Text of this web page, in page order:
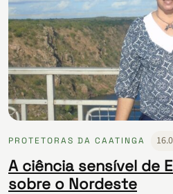
PROTETORAS DA CAATINGA
A ciência sensível de
sobre o Nordeste